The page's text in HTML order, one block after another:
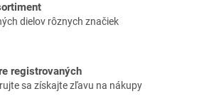
dielov rôznych značiek
registrovaných
sa získajte zľavu na nákupy